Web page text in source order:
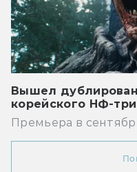
Вышел
корейского НФ-
Премьера в